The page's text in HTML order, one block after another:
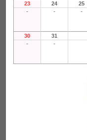
23 24 25
- - -
30 31
- -